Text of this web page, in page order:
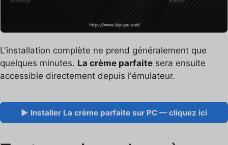
L'installation complète ne prend généralement que
quelques minutes. La crème parfaite sera ensuite
accessible directement depuis l'émulateur.
▶ Installer La crème parfaite sur PC — cliquez ici